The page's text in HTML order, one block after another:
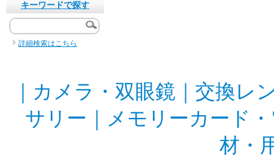
キーワードで探す
詳細検索はこちら
カメラ・双眼鏡
交換レ
サリー
メモリーカード
材・